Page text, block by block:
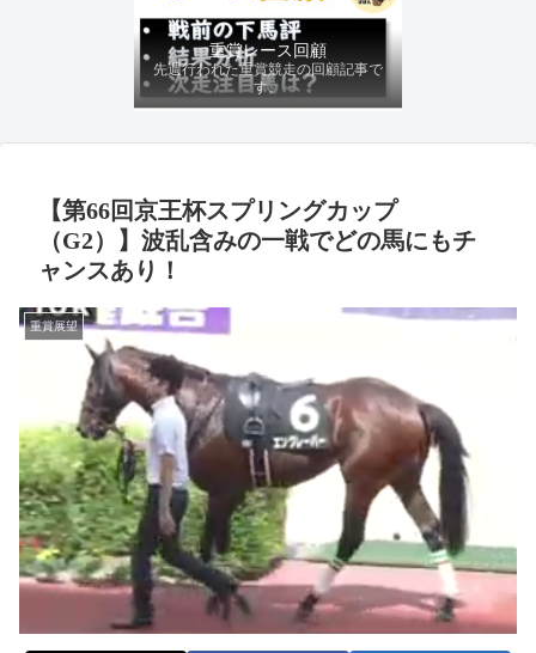
重賞レース回顧
先週行われた重賞競走の回顧記事で
す。
【第66回京王杯スプリングカップ
（G2）】波乱含みの一戦でどの馬にもチ
ャンスあり！
重賞展望